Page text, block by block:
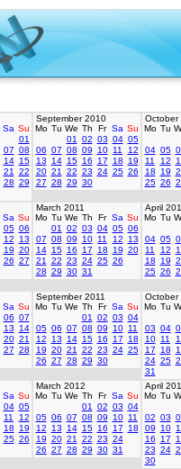
Sa Su
01
07 08
14 15
21
22
28 29
September 2010
Mo Tu We Th Fr Sa Su
01
02 03 04 05
06 07 08 09 10 11
12
13
14 15 16 17 18
19
20 21 22 23 24 25 26
27 28 29 30
October
Mo Tu
04 05
11
12
18
19
25 26
Sa Su
05 06
12
13
19 20
26 27
March 2011
Mo Tu We Th Fr Sa Su
01
02 03 04 05 06
07 08 09 10 11 12
13
14 15 16 17 18 19 20
21
22 23 24 25 26
28 29 30 31
April
Mo Tu
04 05
11
12
18
19
25 26
Sa Su
06 07
13
14
20 21
27 28
September 2011
Mo Tu We Th Fr Sa Su
01
02 03 04
05 06 07 08 09 10 11
12
13 14 15 16 17
18
19 20 21 22 23 24 25
26 27 28 29 30
October
Mo Tu
03 04
10 11
17
18
24 25
31
Sa Su
04 05
11
12
18
19
25 26
March 2012
Mo Tu We Th Fr Sa Su
01
02 03 04
05 06 07 08 09 10 11
12
13 14 15 16 17
18
19 20 21 22 23 24
26 27 28 29 30 31
April
Mo Tu
02 03
09
10
16
17
23 24
30